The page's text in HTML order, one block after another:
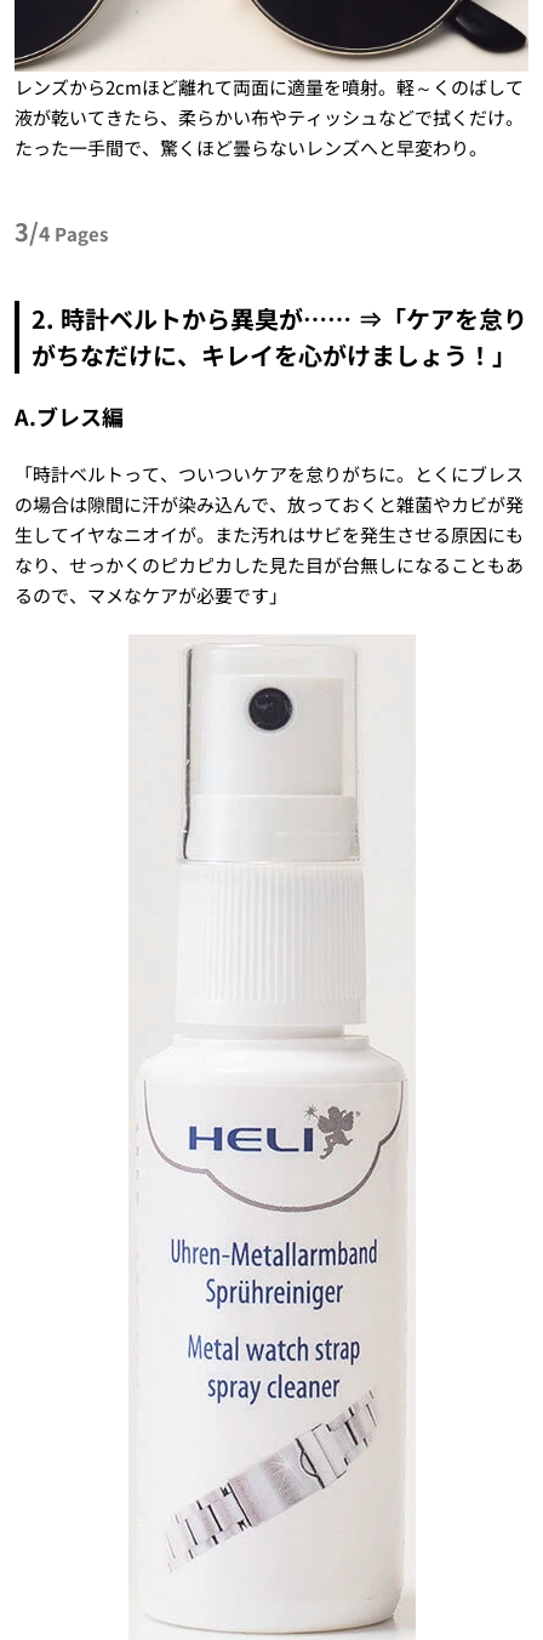
レンズから2cmほど離れて両面に適量を噴射。軽～くのばして
液が乾いてきたら、柔らかい布やティッシュなどで拭くだけ。
たった一手間で、驚くほど曇らないレンズへと早変わり。
3/4 Pages
2. 時計ベルトから異臭が…… ⇒「ケアを怠り
がちなだけに、キレイを心がけましょう！」
A.ブレス編
「時計ベルトって、ついついケアを怠りがちに。とくにブレス
の場合は隙間に汗が染み込んで、放っておくと雑菌やカビが発
生してイヤなニオイが。また汚れはサビを発生させる原因にも
なり、せっかくのピカピカした見た目が台無しになることもあ
るので、マメなケアが必要です」